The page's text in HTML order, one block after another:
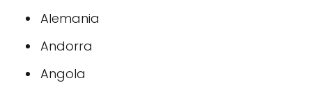
Alemania
Andorra
Angola